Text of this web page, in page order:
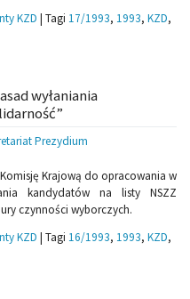
KZD Tagi 17/1993, 1993, KZD,
wyłaniania
Prezydium
Krajową do opracowania w
kandydatów na listy NSZZ
czynności wyborczych.
KZD | Tagi 16/1993, 1993, KZD,